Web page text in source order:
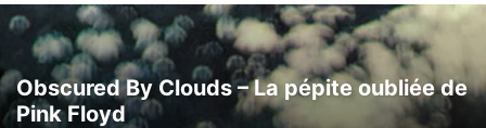
Obscured By Clouds – La pépite oubliée de
Pink Floyd